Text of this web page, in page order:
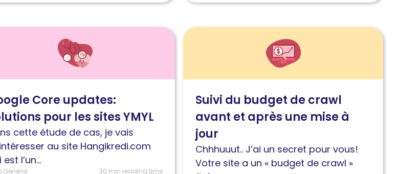
Core updates:
pour les sites YMYL
cette étude de cas, je vais
au site Hangikredi.com
est l’un...
Général 30 min reading time
Lire
crawl
avant
après
Suivi du budget de crawl
avant et après une mise à
jour
Chhhuuut.. J’ai un secret pour vous!
Votre site a un « budget de crawl »